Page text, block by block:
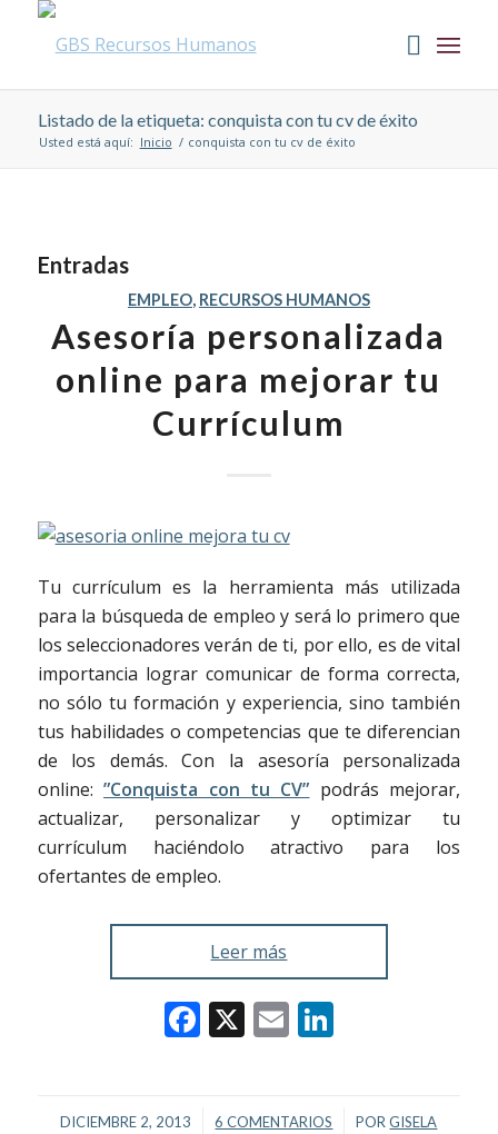
Listado de la etiqueta: conquista con tu cv de éxito
Usted está aquí: Inicio / conquista con tu cv de éxito
Entradas
EMPLEO, RECURSOS HUMANOS
Asesoría personalizada
online para mejorar tu
Currículum
Tu currículum es la herramienta más utilizada
para la búsqueda de empleo y será lo primero que
los seleccionadores verán de ti, por ello, es de vital
importancia lograr comunicar de forma correcta,
no sólo tu formación y experiencia, sino también
tus habilidades o competencias que te diferencian
de los demás. Con la asesoría personalizada
online:”Conquista con tu CV” podrás mejorar,
actualizar, personalizar y optimizar tu
currículum haciéndolo atractivo para los
ofertantes de empleo.
Leer más
Facebook
X EmailLinkedIn
DICIEMBRE 2, 2013
/ 6 COMENTARIOS
/ PORGISELA